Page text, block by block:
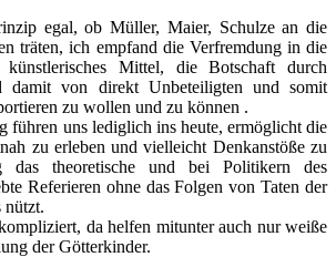
egal, ob Müller, Maier, Schulze an die
träten, ich empfand die Verfremdung in die
Mittel, die Botschaft durch
damit von direkt Unbeteiligten und somit
zu wollen und zu können .
führen uns lediglich ins heute, ermöglicht die
zu erleben und vielleicht Denkanstöße zu
das theoretische und bei Politikern des
Referieren ohne das Folgen von Taten der
nützt.
da helfen mitunter auch nur weiße
der Götterkinder.